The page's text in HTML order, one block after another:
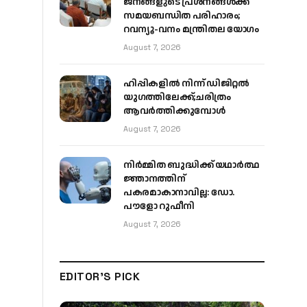
സമയബന്ധിത പരിഹാരം;
റവന്യൂ-വനം മന്ത്രിതല യോഗം
August 7, 2026
ഹിപ്പികളില്‍ നിന്ന് ഡിജിറ്റല്‍
യുഗത്തിലേക്ക്;ചരിത്രം
ആവര്‍ത്തിക്കുമ്പോള്‍
August 7, 2026
നിർമ്മിത ബുദ്ധിക്ക് യഥാർത്ഥ
ജ്ഞാനത്തിന്
പകരമാകാനാവില്ല: ഡോ.
പൗളോ റുഫീനി
August 7, 2026
EDITOR'S PICK